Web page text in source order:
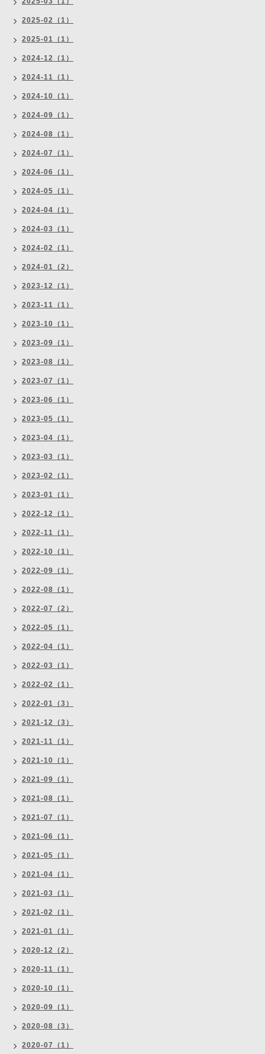
2025-02（1）
2025-01（1）
2024-12（1）
2024-11（1）
2024-10（1）
2024-09（1）
2024-08（1）
2024-07（1）
2024-06（1）
2024-05（1）
2024-04（1）
2024-03（1）
2024-02（1）
2024-01（2）
2023-12（1）
2023-11（1）
2023-10（1）
2023-09（1）
2023-08（1）
2023-07（1）
2023-06（1）
2023-05（1）
2023-04（1）
2023-03（1）
2023-02（1）
2023-01（1）
2022-12（1）
2022-11（1）
2022-10（1）
2022-09（1）
2022-08（1）
2022-07（2）
2022-05（1）
2022-04（1）
2022-03（1）
2022-02（1）
2022-01（3）
2021-12（3）
2021-11（1）
2021-10（1）
2021-09（1）
2021-08（1）
2021-07（1）
2021-06（1）
2021-05（1）
2021-04（1）
2021-03（1）
2021-02（1）
2021-01（1）
2020-12（2）
2020-11（1）
2020-10（1）
2020-09（1）
2020-08（3）
2020-07（1）